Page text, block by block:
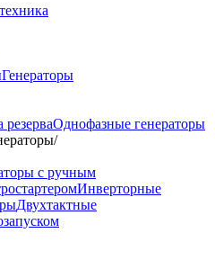
Генераторы
резерваОднофазные генераторы
/
с ручным
Инверторные
Двухтактные